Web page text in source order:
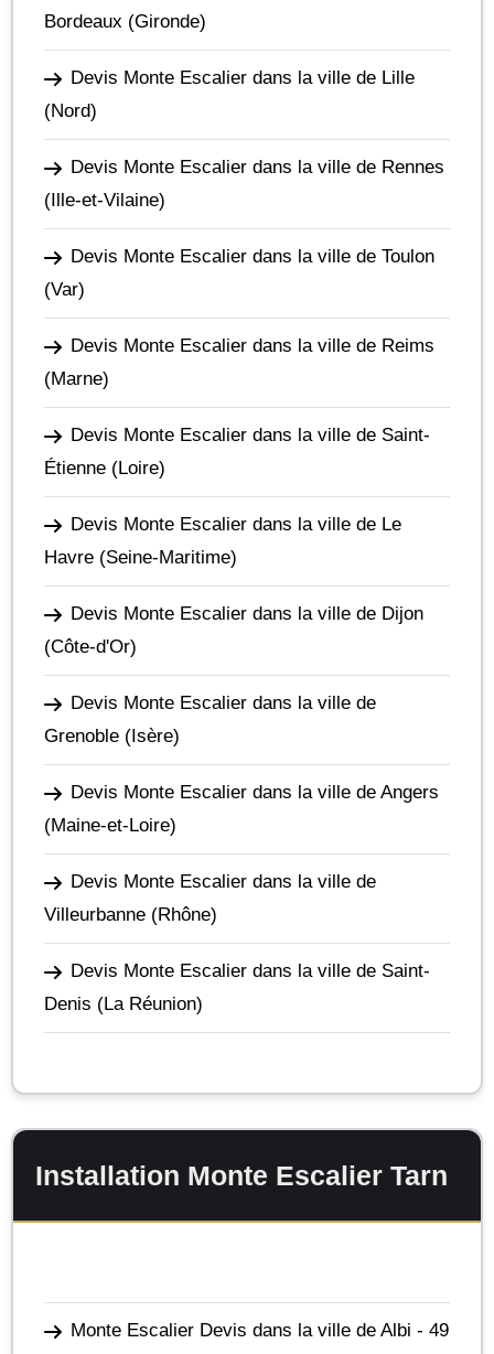
Bordeaux (Gironde)
Devis Monte Escalier dans la ville de Lille
(Nord)
Devis Monte Escalier dans la ville de Rennes
(Ille-et-Vilaine)
Devis Monte Escalier dans la ville de Toulon
(Var)
Devis Monte Escalier dans la ville de Reims
(Marne)
Devis Monte Escalier dans la ville de Saint-
Étienne (Loire)
Devis Monte Escalier dans la ville de Le
Havre (Seine-Maritime)
Devis Monte Escalier dans la ville de Dijon
(Côte-d'Or)
Devis Monte Escalier dans la ville de
Grenoble (Isère)
Devis Monte Escalier dans la ville de Angers
(Maine-et-Loire)
Devis Monte Escalier dans la ville de
Villeurbanne (Rhône)
Devis Monte Escalier dans la ville de Saint-
Denis (La Réunion)
Installation Monte Escalier Tarn
Monte Escalier Devis dans la ville de Albi - 49